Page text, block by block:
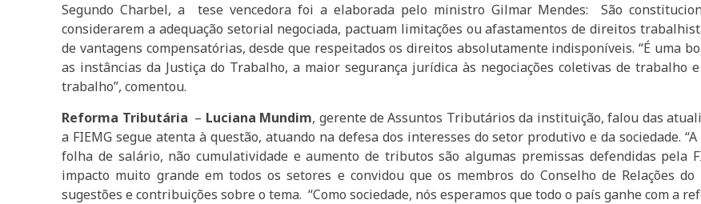
Segundo Charbel, a tese vencedora foi a elaborada pelo ministro Gilmar Mendes: São
considerarem a adequação setorial negociada, pactuam limitações ou afastamentos de direitos
de vantagens compensatórias, desde que respeitados os direitos absolutamente indisponíveis. “É uma
as instâncias da Justiça do Trabalho, a maior segurança jurídica às negociações coletivas de trabalho
trabalho”, comentou.
Reforma Tributária – Luciana Mundim, gerente de Assuntos Tributários da instituição, falou das
a FIEMG segue atenta à questão, atuando na defesa dos interesses do setor produtivo e da sociedade.
folha de salário, não cumulatividade e aumento de tributos são algumas premissas defendidas pela
impacto muito grande em todos os setores e convidou que os membros do Conselho de Relações
sugestões e contribuições sobre o tema. “Como sociedade, nós esperamos que todo o país ganhe com a